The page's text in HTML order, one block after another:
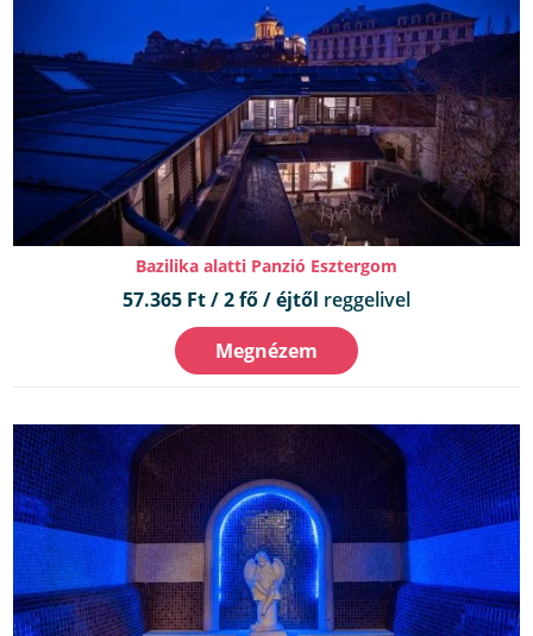
Bazilika alatti Panzió Esztergom
57.365 Ft / 2 fő / éjtől reggelivel
Megnézem